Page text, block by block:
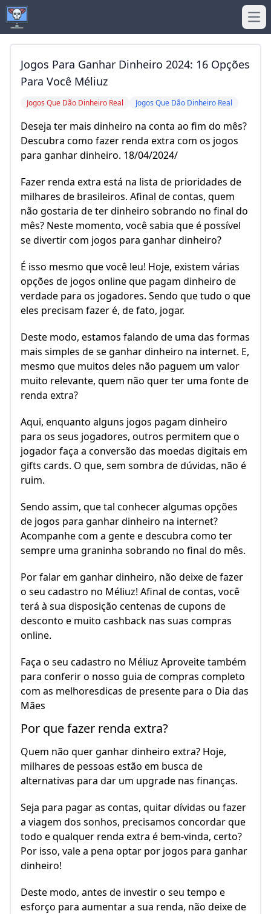
Jogos Para Ganhar Dinheiro 2024: 16 Opções
Para Você Méliuz
Jogos Que Dão Dinheiro Real Jogos Que Dão Dinheiro Real
Deseja ter mais dinheiro na conta ao fim do mês?
Descubra como fazer renda extra com os jogos
para ganhar dinheiro. 18/04/2024/
Fazer renda extra está na lista de prioridades de
milhares de brasileiros. Afinal de contas, quem
não gostaria de ter dinheiro sobrando no final do
mês? Neste momento, você sabia que é possível
se divertir com jogos para ganhar dinheiro?
É isso mesmo que você leu! Hoje, existem várias
opções de jogos online que pagam dinheiro de
verdade para os jogadores. Sendo que tudo o que
eles precisam fazer é, de fato, jogar.
Deste modo, estamos falando de uma das formas
mais simples de se ganhar dinheiro na internet. E,
mesmo que muitos deles não paguem um valor
muito relevante, quem não quer ter uma fonte de
renda extra?
Aqui, enquanto alguns jogos pagam dinheiro
para os seus jogadores, outros permitem que o
jogador faça a conversão das moedas digitais em
gifts cards. O que, sem sombra de dúvidas, não é
ruim.
Sendo assim, que tal conhecer algumas opções
de jogos para ganhar dinheiro na internet?
Acompanhe com a gente e descubra como ter
sempre uma graninha sobrando no final do mês.
Por falar em ganhar dinheiro, não deixe de fazer
o seu cadastro no Méliuz! Afinal de contas, você
terá à sua disposição centenas de cupons de
desconto e muito cashback nas suas compras
online.
Faça o seu cadastro no Méliuz Aproveite também
para conferir o nosso guia de compras completo
com as melhoresdicas de presente para o Dia das
Mães
Por que fazer renda extra?
Quem não quer ganhar dinheiro extra? Hoje,
milhares de pessoas estão em busca de
alternativas para dar um upgrade nas finanças.
Seja para pagar as contas, quitar dívidas ou fazer
a viagem dos sonhos, precisamos concordar que
todo e qualquer renda extra é bem-vinda, certo?
Por isso, vale a pena optar por jogos para ganhar
dinheiro!
Deste modo, antes de investir o seu tempo e
esforço para aumentar a sua renda, não deixe de